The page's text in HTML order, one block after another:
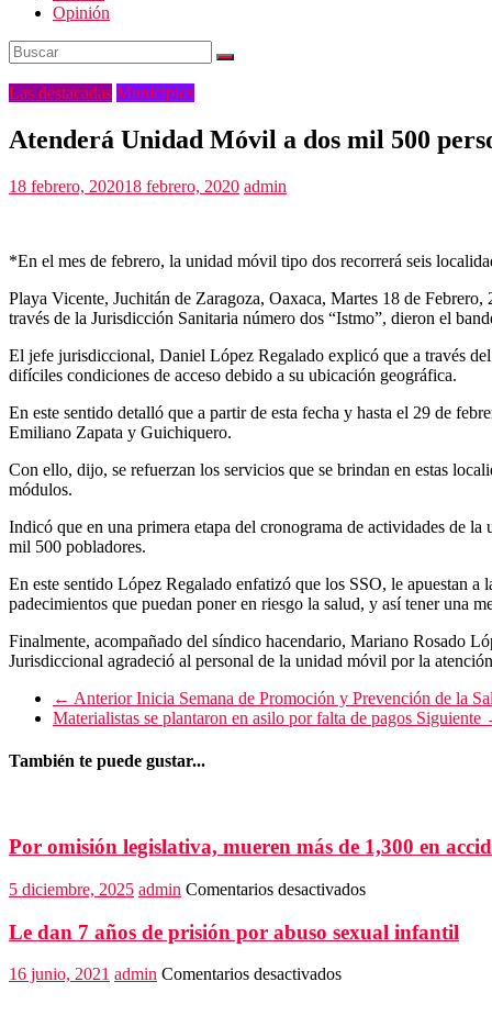
Opinión
Las destacadas Municipios
Atenderá Unidad Móvil a dos mil 500
18 febrero, 202018 febrero, 2020 admin
*En el mes de febrero, la unidad móvil tipo dos recorrerá seis
Playa Vicente, Juchitán de Zaragoza, Oaxaca, Martes 18 de
través de la Jurisdicción Sanitaria número dos “Istmo”, dieron el
El jefe jurisdiccional, Daniel López Regalado explicó que a través
difíciles condiciones de acceso debido a su ubicación geográfica.
En este sentido detalló que a partir de esta fecha y hasta el 29 de
Emiliano Zapata y Guichiquero.
Con ello, dijo, se refuerzan los servicios que se brindan en estas
módulos.
Indicó que en una primera etapa del cronograma de actividades de
mil 500 pobladores.
En este sentido López Regalado enfatizó que los SSO, le apuestan
padecimientos que puedan poner en riesgo la salud, y así tener una
Finalmente, acompañado del síndico hacendario, Mariano Rosado
Jurisdiccional agradeció al personal de la unidad móvil por la
← AnteriorInicia Semana de Promoción y Prevención de la
Materialistas se plantaron en asilo por falta de pagos Siguiente
También te puede gustar...
Por omisión legislativa, mueren más de 1,300 en
5 diciembre, 2025 admin Comentarios desactivadosen
omisión
legislativa,
Le dan 7 años de prisión por abuso sexual infantil
16 junio, 2021 admin Comentarios desactivadosen